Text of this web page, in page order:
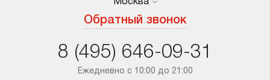
Москва
Обратный звонок
Москва
Ежедневно с 10:00 до 21:00
8 (495) 646-09-31